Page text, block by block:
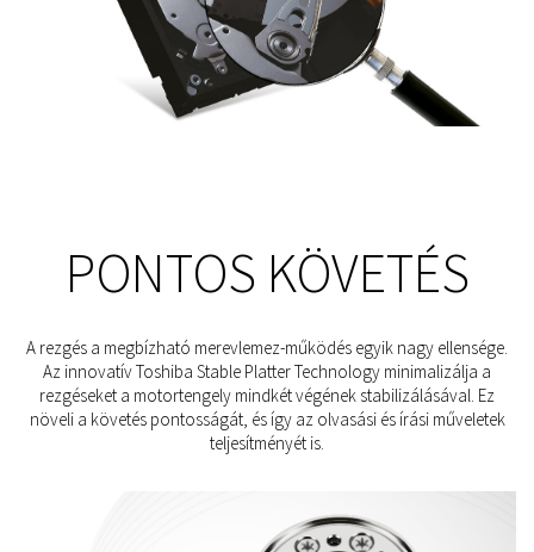
PONTOS KÖVETÉS
A rezgés a megbízható merevlemez-működés egyik nagy ellensége.
Az innovatív Toshiba Stable Platter Technology minimalizálja a
rezgéseket a motortengely mindkét végének stabilizálásával. Ez
növeli a követés pontosságát, és így az olvasási és írási műveletek
teljesítményét is.